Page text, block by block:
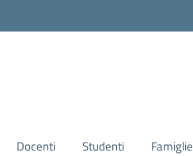
Docenti Studenti Famiglie